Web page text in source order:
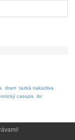
dram tazká nakazliva
casopis ibr